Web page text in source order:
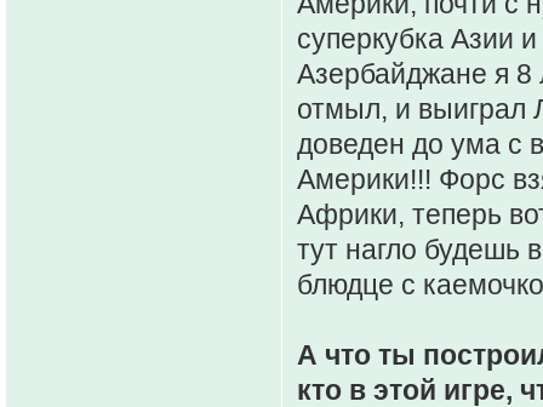
суперкубка Азии
Азербайджане я 8
отмыл, и выиграл
доведен до ума с
Америки!!! Форс
Африки, теперь
тут нагло будешь
блюдце с
А что ты
кто в этой игре,